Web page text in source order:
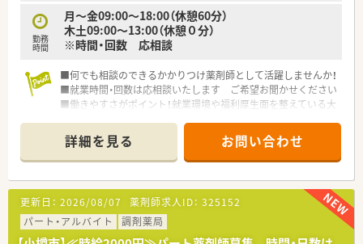
勤務
時間
月～金09:00〜18:00（休憩60分）
木土09:00〜13:00（休憩０分）
※時間・回数 応相談
■何でも相談のできるかかりつけ薬剤師として活躍しませんか！
■就業時間・回数は応相談いたします ご希望お聞かせください
■働きやすさがポイント！就業環境や福利厚生面を整えている大
■整えられた就業環境での安心勤務です
詳細を見る お問い合わせ
更新日： 2026/08/07 薬剤師求人ID： 325152
パート・アルバイト
調剤薬局